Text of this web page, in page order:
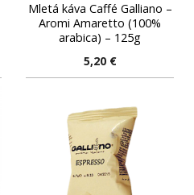
Mletá káva Caffé Galliano –
Aromi Amaretto (100%
arabica) – 125g
5,20 €